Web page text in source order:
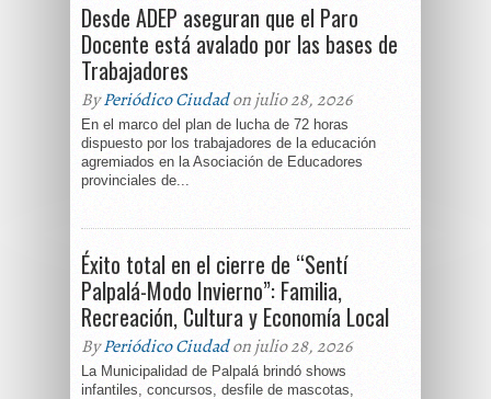
Desde ADEP aseguran que el Paro
Docente está avalado por las bases de
Trabajadores
ByPeriódico Ciudadon julio 28, 2026
En el marco del plan de lucha de 72 horas
dispuesto por los trabajadores de la educación
agremiados en la Asociación de Educadores
provinciales de...
Éxito total en el cierre de “Sentí
Palpalá-Modo Invierno”: Familia,
Recreación, Cultura y Economía Local
ByPeriódico Ciudadon julio 28, 2026
La Municipalidad de Palpalá brindó shows
infantiles, concursos, desfile de mascotas,